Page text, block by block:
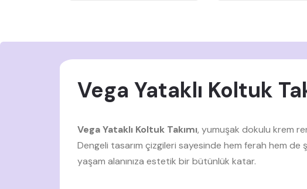
Vega Yataklı Koltuk
Vega Yataklı Koltuk Takımı, yumuşak dokulu krem
Dengeli tasarım çizgileri sayesinde hem ferah hem
yaşam alanınıza estetik bir bütünlük katar.